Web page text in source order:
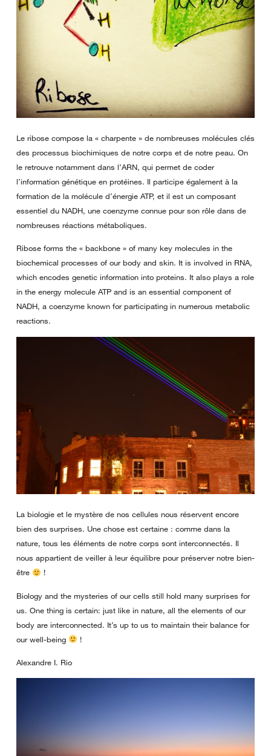
Le ribose compose la « charpente » de nombreuses molécules clés
des processus biochimiques de notre corps et de notre peau. On
le retrouve notamment dans l’ARN, qui permet de coder
l’information génétique en protéines. Il participe également à la
formation de la molécule d’énergie ATP, et il est un composant
essentiel du NADH, une coenzyme connue pour son rôle dans de
nombreuses réactions métaboliques.
Ribose forms the « backbone » of many key molecules in the
biochemical processes of our body and skin. It is involved in RNA,
which encodes genetic information into proteins. It also plays a role
in the energy molecule ATP and is an essential component of
NADH, a coenzyme known for participating in numerous metabolic
reactions.
La biologie et le mystère de nos cellules nous réservent encore
bien des surprises. Une chose est certaine : comme dans la
nature, tous les éléments de notre corps sont interconnectés. Il
nous appartient de veiller à leur équilibre pour préserver notre bien-
être
!
Biology and the mysteries of our cells still hold many surprises for
us. One thing is certain: just like in nature, all the elements of our
body are interconnected. It’s up to us to maintain their balance for
our well-being
!
Alexandre I. Rio